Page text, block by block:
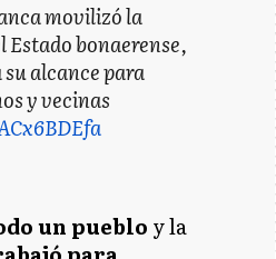
movilizó la
Estado bonaerense,
alcance para
y vecinas
un pueblo y la